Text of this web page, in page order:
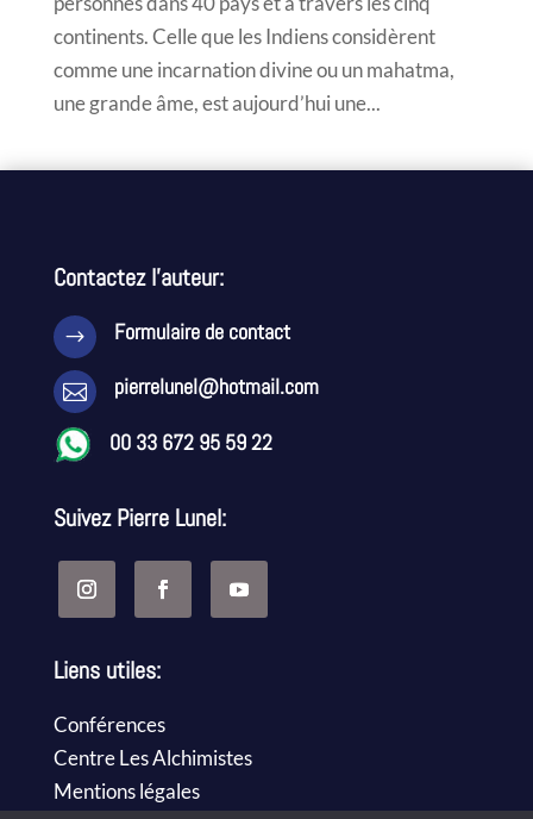
continents. Celle que les Indiens considèrent
comme une incarnation divine ou un mahatma,
une grande âme, est aujourd’hui une...
Contactez l’auteur:
$ Formulaire de contact
 pierrelunel@hotmail.com
00 33 672 95 59 22
Suivez Pierre Lunel:
Liens utiles:
Conférences
Centre Les Alchimistes
Mentions légales